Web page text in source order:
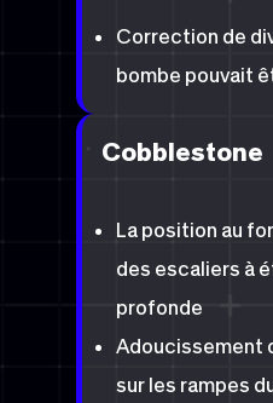
Correction de
bombe pouvait
Cobblestone
La position au
des escaliers à
profonde
Adoucissement
sur les rampes